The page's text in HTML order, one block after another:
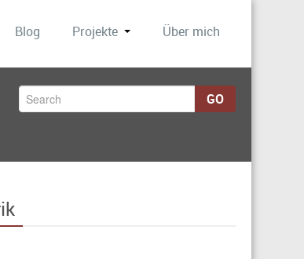
Blog Projekte Über mich
GO